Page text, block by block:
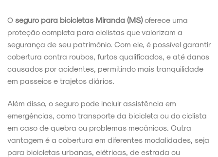
O seguro para bicicletas Miranda (MS)oferece uma
proteção completa para ciclistas que valorizam a
segurança de seu patrimônio. Com ele, é possível garantir
cobertura contra roubos, furtos qualificados, e até danos
causados por acidentes, permitindo mais tranquilidade
em passeios e trajetos diários.
Além disso, o seguro pode incluir assistência em
emergências, como transporte da bicicleta ou do ciclista
em caso de quebra ou problemas mecânicos. Outra
vantagem é a cobertura em diferentes modalidades, seja
para bicicletas urbanas, elétricas, de estrada ou